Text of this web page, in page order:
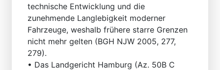
technische Entwicklung und die
zunehmende Langlebigkeit moderner
Fahrzeuge, weshalb frühere starre Grenzen
nicht mehr gelten (BGH NJW 2005, 277,
279).
• Das Landgericht Hamburg (Az. 50B C